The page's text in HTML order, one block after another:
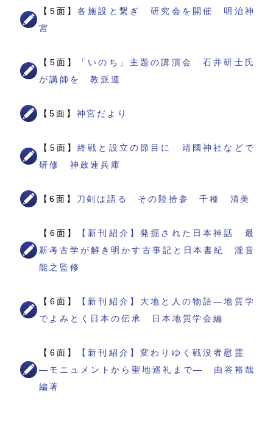
【5面】各施設と繋ぎ 研究会を開催 明治神
宮
【5面】
「いのち」主題の講演会 石井研士氏
が講師を 教派連
【5面】 神宮だより
【5面】終戦と設立の節目に 靖國神社などで
研修 神政連兵庫
【6面】 刀剣は語る その陸拾参 千種 清美
【6面】
【新刊紹介】発掘された日本神話 最
新考古学が解き明かす古事記と日本書紀 瀧音
能之監修
【6面】
【新刊紹介】大地と人の物語―地質学
でよみとく日本の伝承 日本地質学会編
【6面】
【新刊紹介】変わりゆく戦没者慰霊
―モニュメントから聖地巡礼まで― 由谷裕哉
編著